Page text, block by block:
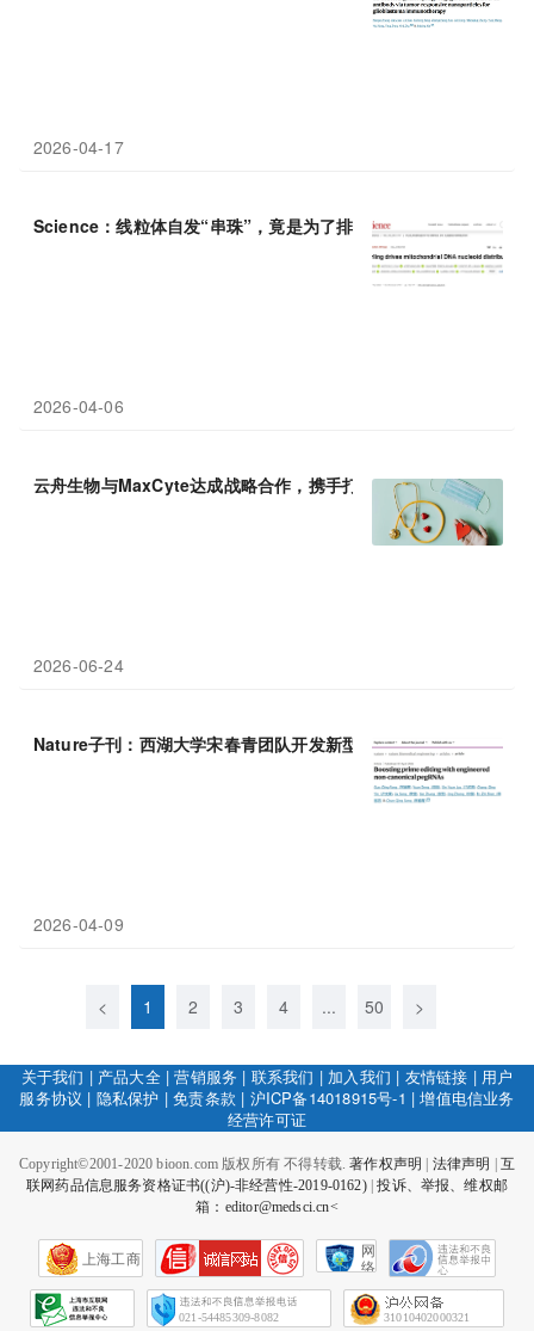
2026-04-17
Science：线粒体自发“串珠”，竟是为了排好 DNA
2026-04-06
云舟生物与MaxCyte达成战略合作，携手打造新一代体外基因递送
2026-06-24
Nature子刊：西湖大学宋春青团队开发新型pegRNA，突破精准基
2026-04-09
< 1 2 3 4 ... 50 >
关于我们 | 产品大全|营销服务 | 联系我们 | 加入我们 | 友情链接 | 用户
服务协议 | 隐私保护 |免责条款 | 沪ICP备14018915号-1 |增值电信业务
经营许可证
Copyright©2001-2020 bioon.com 版权所有 不得转载.著作权声明 法律声明
互
联网药品信息服务资格证书((沪)-非经营性-2019-0162)|投诉、举报、维权邮
箱：editor@medsci.cn<
上海工商
网
络
会
征
021-54485309-8082 31010402000321